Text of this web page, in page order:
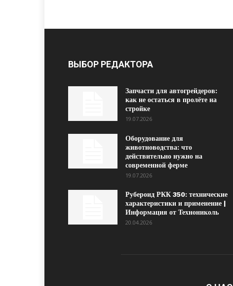
ВЫБОР РЕДАКТОРА
Запчасти для автогрейдеров:
как не остаться в пролёте на
стройке
19.07.2026
Оборудование для
животноводства: что
действительно нужно на
современной ферме
19.07.2026
Рубероид РКК 350: технические
характеристики и применение |
Информация от Технониколь
20.04.2026